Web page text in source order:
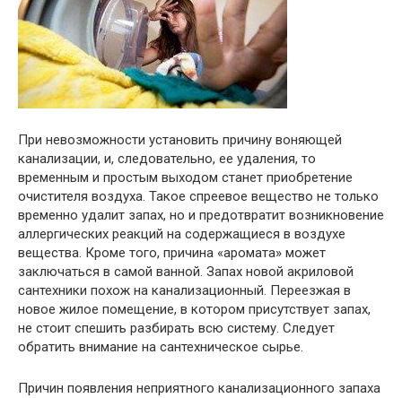
При невозможности установить причину воняющей
канализации, и, следовательно, ее удаления, то
временным и простым выходом станет приобретение
очистителя воздуха. Такое спреевое вещество не только
временно удалит запах, но и предотвратит возникновение
аллергических реакций на содержащиеся в воздухе
вещества. Кроме того, причина «аромата» может
заключаться в самой ванной. Запах новой акриловой
сантехники похож на канализационный. Переезжая в
новое жилое помещение, в котором присутствует запах,
не стоит спешить разбирать всю систему. Следует
обратить внимание на сантехническое сырье.
Причин появления неприятного канализационного запаха